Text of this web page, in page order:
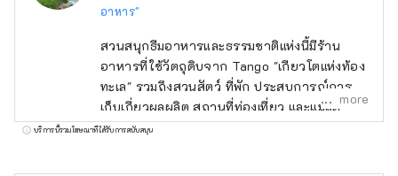
อาหาร"
สวนสนุกธีมอาหารและธรรมชาติแห่งนี้มีร้าน
อาหารที่ใช้วัตถุดิบจาก Tango "เกียวโตแห่งท้อง
ทะเล" รวมถึงสวนสัตว์ ที่พัก ประสบการณ์การ
เก็บเกี่ยวผลผลิต สถานที่ท่องเที่ยว และแม้แต่
สถานที่แสดงดนตรีสด คุณสามารถพักผ่อนและ
more
บริการนี้รวมโฆษณาที่ได้รับการสนับสนุน